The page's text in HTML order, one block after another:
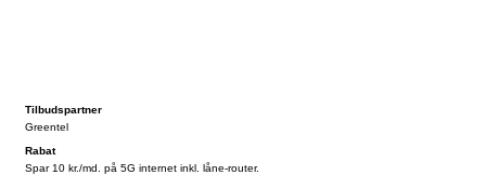
Tilbudspartner
Greentel
Rabat
Spar 10 kr./md. på 5G internet inkl. låne-router.